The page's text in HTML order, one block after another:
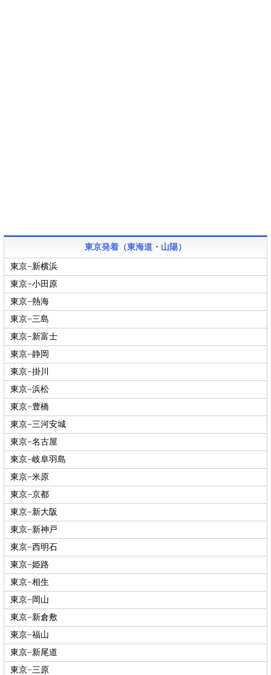
東京発着（東海道・山陽）
東京−新横浜
東京−小田原
東京−熱海
東京−三島
東京−新富士
東京−静岡
東京−掛川
東京−浜松
東京−豊橋
東京−三河安城
東京−名古屋
東京−岐阜羽島
東京−米原
東京−京都
東京−新大阪
東京−新神戸
東京−西明石
東京−姫路
東京−相生
東京−岡山
東京−新倉敷
東京−福山
東京−新尾道
東京−三原